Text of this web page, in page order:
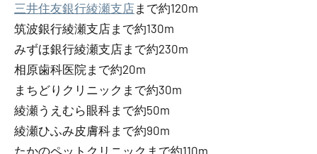
三井住友銀行綾瀬支店まで約120m
筑波銀行綾瀬支店まで約130m
みずほ銀行綾瀬支店まで約230m
相原歯科医院まで約20m
まちどりクリニックまで約30m
綾瀬うえむら眼科まで約50m
綾瀬ひふみ皮膚科まで約90m
たかのペットクリニックまで約110m